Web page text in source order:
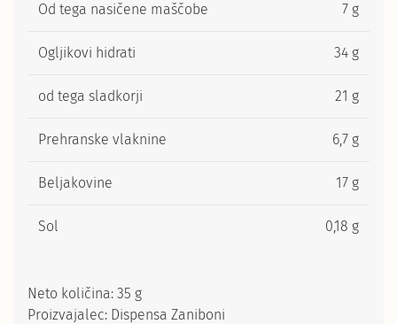
Od tega nasičene maščobe 7 g
Ogljikovi hidrati 34 g
od tega sladkorji 21 g
Prehranske vlaknine 6,7 g
Beljakovine 17 g
Sol 0,18 g
Neto količina: 35 g
Proizvajalec: Dispensa Zaniboni